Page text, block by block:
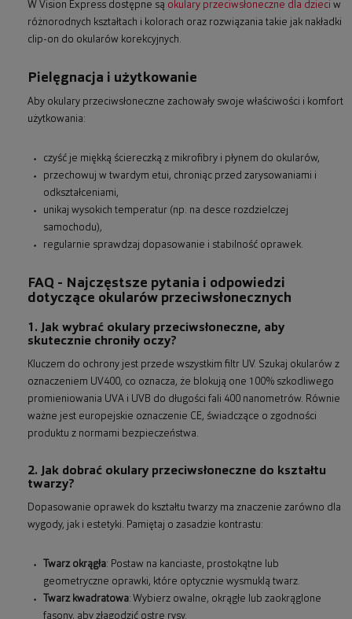
W Vision Express dostępne są okulary przeciwsłoneczne dla dzieci w
różnorodnych kształtach i kolorach oraz rozwiązania takie jak nakładki
clip-on do okularów korekcyjnych.
Pielęgnacja i użytkowanie
Aby okulary przeciwsłoneczne zachowały swoje właściwości i komfort
użytkowania:
czyść je miękką ściereczką z mikrofibry i płynem do okularów,
przechowuj w twardym etui, chroniąc przed zarysowaniami i
odkształceniami,
unikaj wysokich temperatur (np. na desce rozdzielczej
samochodu),
regularnie sprawdzaj dopasowanie i stabilność oprawek.
FAQ - Najczęstsze pytania i odpowiedzi
dotyczące okularów przeciwsłonecznych
1. Jak wybrać okulary przeciwsłoneczne, aby
skutecznie chroniły oczy?
Kluczem do ochrony jest przede wszystkim filtr UV. Szukaj okularów z
oznaczeniem UV400, co oznacza, że blokują one 100% szkodliwego
promieniowania UVA i UVB do długości fali 400 nanometrów. Równie
ważne jest europejskie oznaczenie CE, świadczące o zgodności
produktu z normami bezpieczeństwa.
2. Jak dobrać okulary przeciwsłoneczne do kształtu
twarzy?
Dopasowanie oprawek do kształtu twarzy ma znaczenie zarówno dla
wygody, jak i estetyki. Pamiętaj o zasadzie kontrastu:
Twarz okrągła: Postaw na kanciaste, prostokątne lub
geometryczne oprawki, które optycznie wysmuklą twarz.
Twarz kwadratowa: Wybierz owalne, okrągłe lub zaokrąglone
fasony, aby złagodzić ostre rysy.